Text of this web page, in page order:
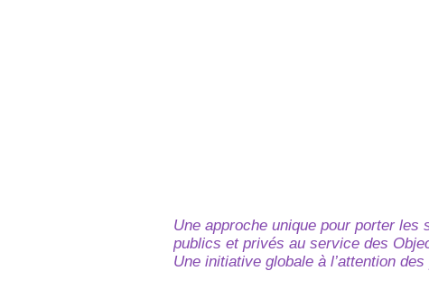
Une approche unique pour porter
publics et privés au service des
Une initiative globale à l’attention